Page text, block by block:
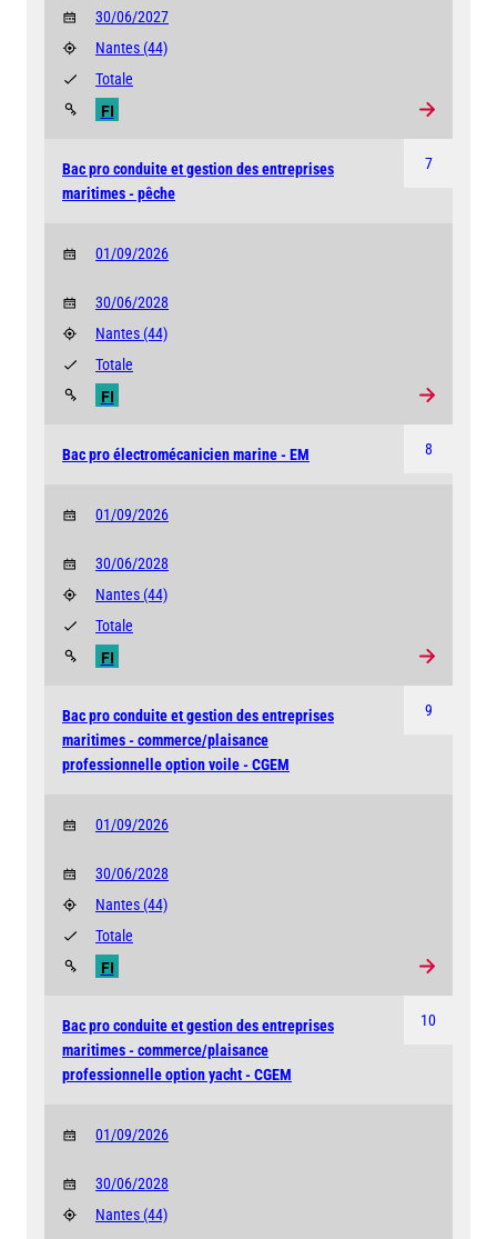
30/06/2027
Nantes (44)
FI
Totale
7
Bac pro conduite et gestion des entreprises
maritimes - pêche
01/09/2026
30/06/2028
Nantes (44)
FI
Totale
8
Bac pro électromécanicien marine - EM
01/09/2026
30/06/2028
Nantes (44)
FI
Totale
9
Bac pro conduite et gestion des entreprises
maritimes - commerce/plaisance
professionnelle option voile - CGEM
01/09/2026
30/06/2028
Nantes (44)
FI
Totale
10
Bac pro conduite et gestion des entreprises
maritimes - commerce/plaisance
professionnelle option yacht - CGEM
01/09/2026
30/06/2028
Nantes (44)